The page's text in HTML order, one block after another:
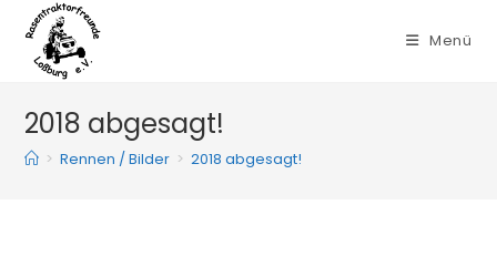
Inhalt
springen
Menü
2018 abgesagt!
> Rennen / Bilder > 2018 abgesagt!